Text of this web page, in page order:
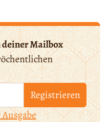
Mailbox
Registrieren